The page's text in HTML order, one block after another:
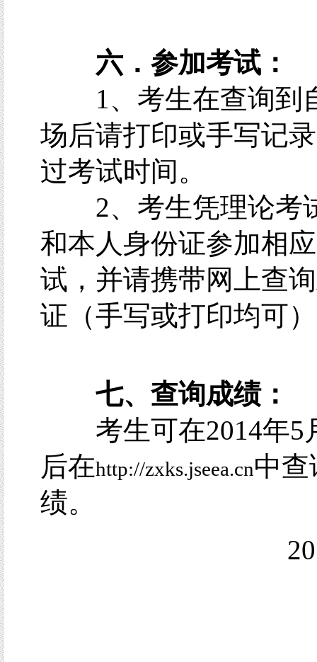
六．参加考试：
1、考生在查询到
场后请打印或手写记
过考试时间。
2、考生凭理论考
和本人身份证参加相
试，并请携带网上查
证（手写或打印均可
七、查询成绩：
考生可在2014年5
后在http://zxks.jseea.cn中查
绩。